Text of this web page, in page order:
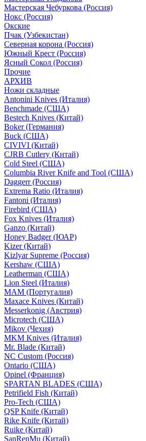
Мастерская Чебуркова (Россия)
Нокс (Россия)
Окские
Пчак (Узбекистан)
Северная корона (Россия)
Южный Крест (Россия)
Ясный Сокол (Россия)
Прочие
АРХИВ
Ножи складные
Antonini Knives (Италия)
Benchmade (США)
Bestech Knives (Китай)
Boker (Германия)
Buck (США)
CIVIVI (Китай)
CJRB Cutlery (Китай)
Cold Steel (США)
Columbia River Knife and Tool (США)
Daggerr (Россия)
Extrema Ratio (Италия)
Fantoni (Италия)
Firebird (США)
Fox Knives (Италия)
Ganzo (Китай)
Honey Badger (ЮАР)
Kizer (Китай)
Kizlyar Supreme (Россия)
Kershaw (США)
Leatherman (США)
Lion Steel (Италия)
MAM (Португалия)
Maxace Knives (Китай)
Messerkonig (Австрия)
Microtech (США)
Mikov (Чехия)
MKM Knives (Италия)
Mr. Blade (Китай)
NC Custom (Россия)
Ontario (США)
Opinel (Франция)
SPARTAN BLADES (США)
Petrifield Fish (Китай)
Pro-Tech (США)
QSP Knife (Китай)
Rike Knife (Китай)
Ruike (Китай)
SanRenMu (Китай)